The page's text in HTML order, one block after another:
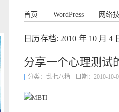
首页 WordPress 网络
日历存档: 2010 年 10 月 4
分享一个心理测试
分类： 乱七八糟 日期：2010-10-